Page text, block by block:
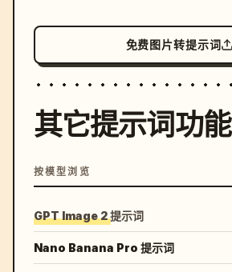
免费图片转提示词
其它提示词功能
按模型浏览
GPT Image 2 提示词
Nano Banana Pro 提示词